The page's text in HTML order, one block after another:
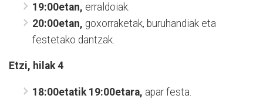
19:00etan, erraldoiak.
20:00etan, goxorraketak, buruhandiak eta
festetako dantzak.
Etzi, hilak 4
18:00etatik 19:00etara, apar festa.